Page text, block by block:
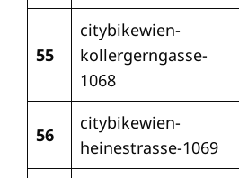
55
citybikewien-
kollergerngasse-
1068
56
citybikewien-
heinestrasse-1069